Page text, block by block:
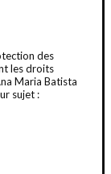
des
les droits
Maria Batista
sujet :